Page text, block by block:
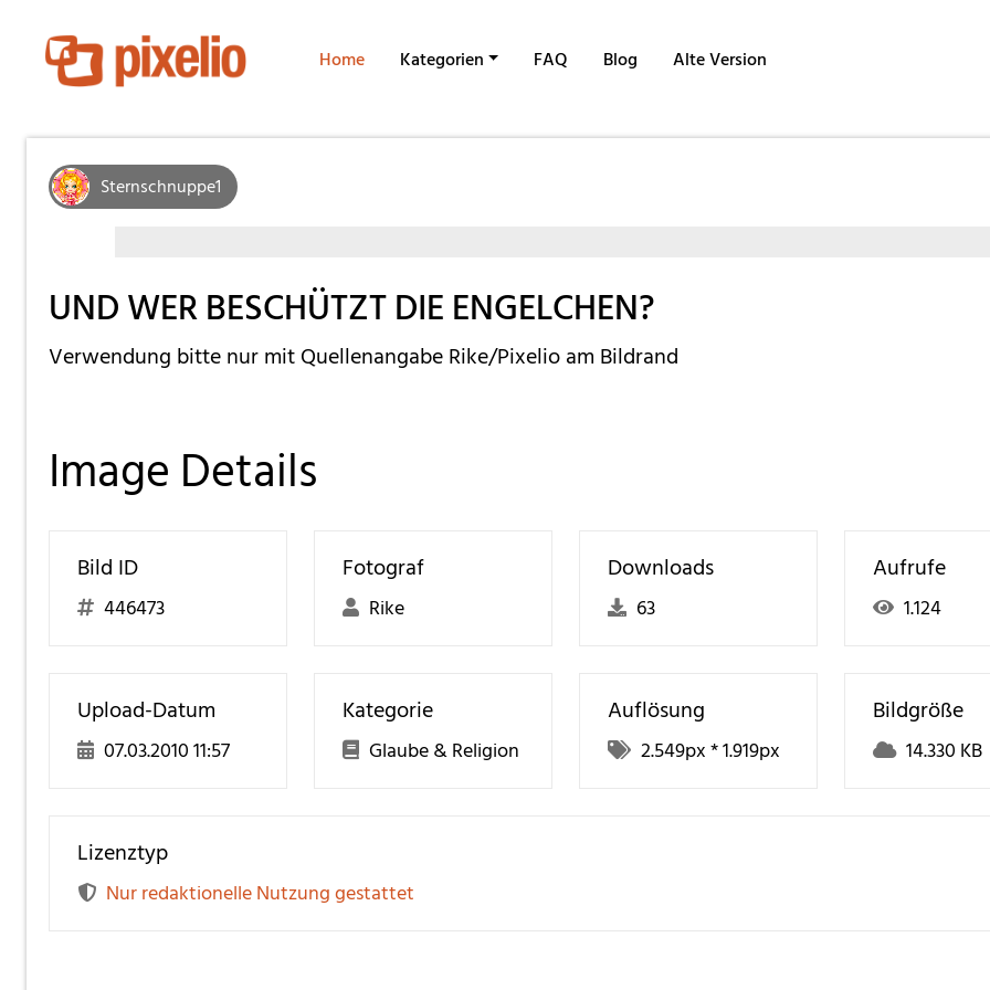
Home Kategorien FAQ Blog Alte Version
Sternschnuppe1
UND WER BESCHÜTZT DIE ENGELCHEN?
Verwendung bitte nur mit Quellenangabe Rike/Pixelio am Bildrand
Image Details
Bild ID
446473
Fotograf
Rike
Downloads
63
Aufrufe
1.124
Upload-Datum
07.03.2010 11:57
Kategorie
Glaube & Religion
Auflösung
2.549px *1.919px
Bildgröße
14.330 KB
Lizenztyp
Nur redaktionelle Nutzung gestattet